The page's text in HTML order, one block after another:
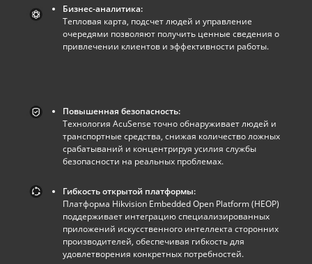
Бизнес-аналитика:
Тепловая карта, подсчет людей и управление
очередями позволяют получить ценные сведения о
привлечении клиентов и эффективности работы.
Повышенная безопасность:
Технология AcuSense точно обнаруживает людей и
транспортные средства, снижая количество ложных
срабатываний и концентрируя усилия службы
безопасности на реальных проблемах.
Гибкость открытой платформы:
Платформа Hikvision Embedded Open Platform (HEOP)
поддерживает интеграцию специализированных
приложений искусственного интеллекта сторонних
производителей, обеспечивая гибкость для
удовлетворения конкретных потребностей.